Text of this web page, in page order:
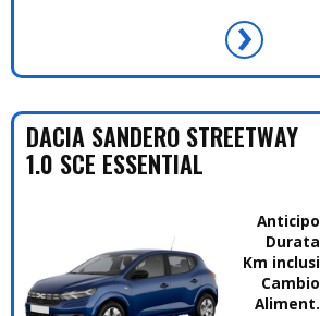
DACIA SANDERO STREETWAY
1.0 SCE ESSENTIAL
Anticipo
Durata
Km inclusi
Cambio
Alimentazione